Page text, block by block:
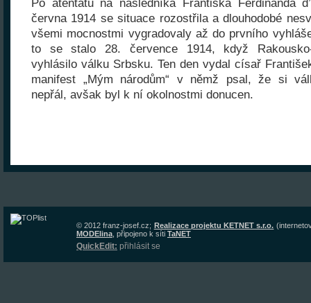
Po atentátu na následníka Františka Ferdinanda
června 1914 se situace rozostřila a dlouhodobé
všemi mocnostmi vygradovaly až do prvního
to se stalo 28. července 1914, když
vyhlásilo válku Srbsku. Ten den vydal císař
manifest „Mým národům“ v němž psal, že si
nepřál, avšak byl k ní okolnostmi donucen.
© 2012franz-josef.cz; Realizace projektu KETNET s.r.o.
MODElina , připojeno k síti TaNET
QuickEdit: přihlásit se